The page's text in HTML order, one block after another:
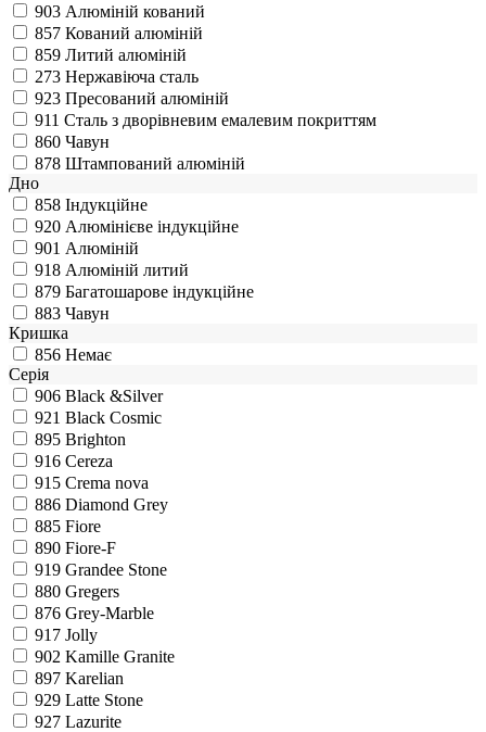
903 Алюміній кований
857 Кований алюміній
859 Литий алюміній
273 Нержавіюча сталь
923 Пресований алюміній
911 Сталь з дворівневим емалевим покриттям
860 Чавун
878 Штампований алюміній
Дно
858 Індукційне
920 Алюмінієве індукційне
901 Алюміній
918 Алюміній литий
879 Багатошарове індукційне
883 Чавун
Кришка
856 Немає
Серія
906 Black &Silver
921 Black Cosmic
895 Brighton
916 Cereza
915 Crema nova
886 Diamond Grey
885 Fiore
890 Fiore-F
919 Grandee Stone
880 Gregers
876 Grey-Marble
917 Jolly
902 Kamille Granite
897 Karelian
929 Latte Stone
927 Lazurite